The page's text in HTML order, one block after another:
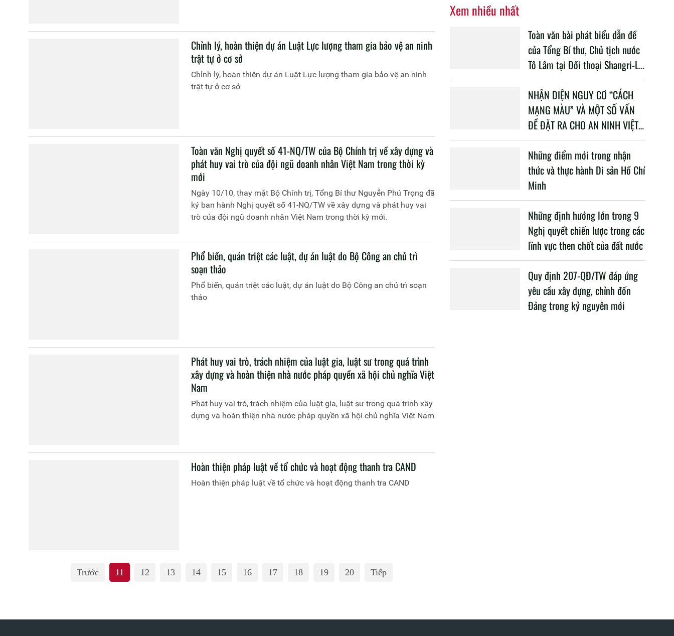
Chỉnh lý, hoàn thiện dự án Luật Lực lượng tham gia bảo vệ an ninh
trật tự ở cơ sở
Chỉnh lý, hoàn thiện dự án Luật Lực lượng tham gia bảo vệ an ninh
trật tự ở cơ sở
Toàn văn Nghị quyết số 41-NQ/TW của Bộ Chính trị về xây dựng và
phát huy vai trò của đội ngũ doanh nhân Việt Nam trong thời kỳ
mới
Ngày 10/10, thay mặt Bộ Chính trị, Tổng Bí thư Nguyễn Phú Trọng đã
ký ban hành Nghị quyết số 41-NQ/TW về xây dựng và phát huy vai
trò của đội ngũ doanh nhân Việt Nam trong thời kỳ mới.
Phổ biến, quán triệt các luật, dự án luật do Bộ Công an chủ trì
soạn thảo
Phổ biến, quán triệt các luật, dự án luật do Bộ Công an chủ trì soạn
thảo
Phát huy vai trò, trách nhiệm của luật gia, luật sư trong quá trình
xây dựng và hoàn thiện nhà nước pháp quyền xã hội chủ nghĩa Việt
Nam
Phát huy vai trò, trách nhiệm của luật gia, luật sư trong quá trình xây
dựng và hoàn thiện nhà nước pháp quyền xã hội chủ nghĩa Việt Nam
Hoàn thiện pháp luật về tổ chức và hoạt động thanh tra CAND
Hoàn thiện pháp luật về tổ chức và hoạt động thanh tra CAND
Trước 11 12 13 14 15 16 17 18 19 20 Tiếp
Xem nhiều nhất
Toàn văn bài phát biểu dẫn đề
của Tổng Bí thư, Chủ tịch nước
Tô Lâm tại Đối thoại Shangri-La
lần thứ 23
NHẬN DIỆN NGUY CƠ “CÁCH
MẠNG MÀU” VÀ MỘT SỐ VẤN
ĐỀ ĐẶT RA CHO AN NINH VIỆT
NAM TRONG BỐI CẢNH HIỆN
NAY
Những điểm mới trong nhận
thức và thực hành Di sản Hồ Chí
Minh
Những định hướng lớn trong 9
Nghị quyết chiến lược trong các
lĩnh vực then chốt của đất nước
Quy định 207-QĐ/TW đáp ứng
yêu cầu xây dựng, chỉnh đốn
Đảng trong kỷ nguyên mới